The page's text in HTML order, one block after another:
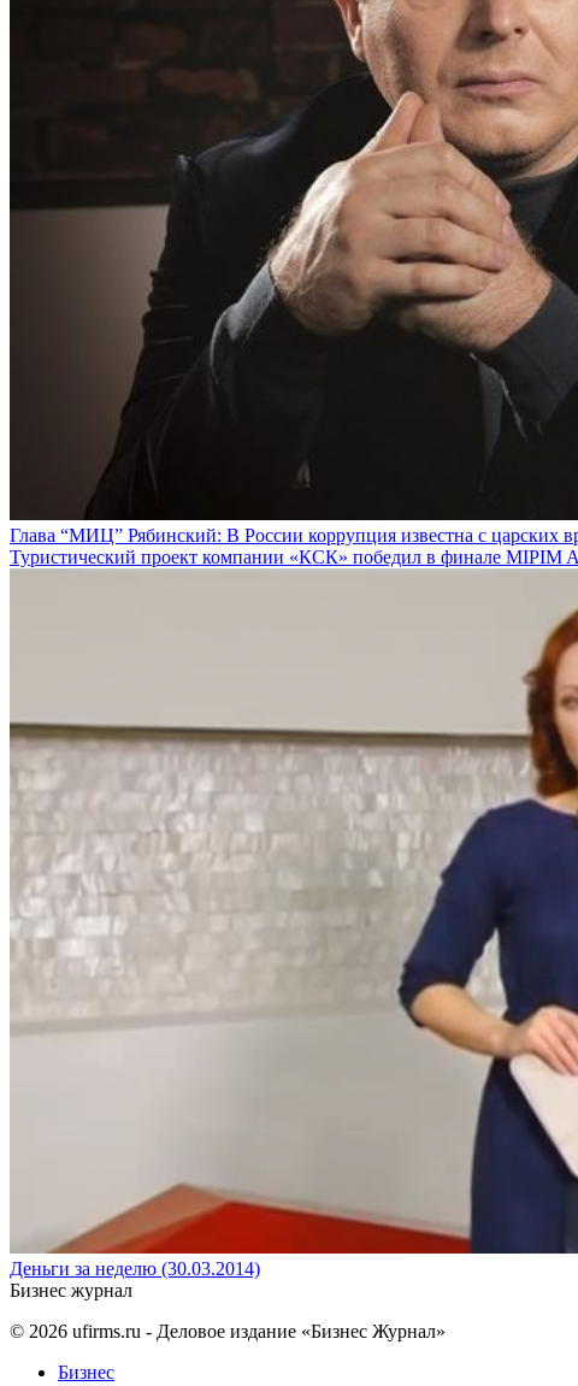
Глава “МИЦ” Рябинский: В России коррупция известна с царских
Туристический проект компании «КСК» победил в финале MIPIM
Деньги за неделю (30.03.2014)
Бизнес журнал
© 2026 ufirms.ru - Деловое издание «Бизнес Журнал»
Бизнес